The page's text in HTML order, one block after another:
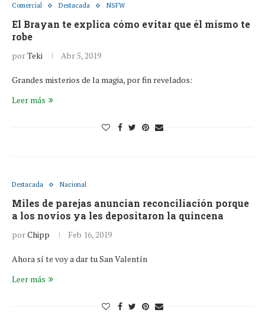
Comercial Destacada NSFW
El Brayan te explica cómo evitar que él mismo te
robe
porTeki Abr 5, 2019
Grandes misterios de la magia, por fin revelados:
Leer más
Destacada Nacional
Miles de parejas anuncian reconciliación porque
a los novios ya les depositaron la quincena
porChipp Feb 16, 2019
Ahora sí te voy a dar tu San Valentín
Leer más